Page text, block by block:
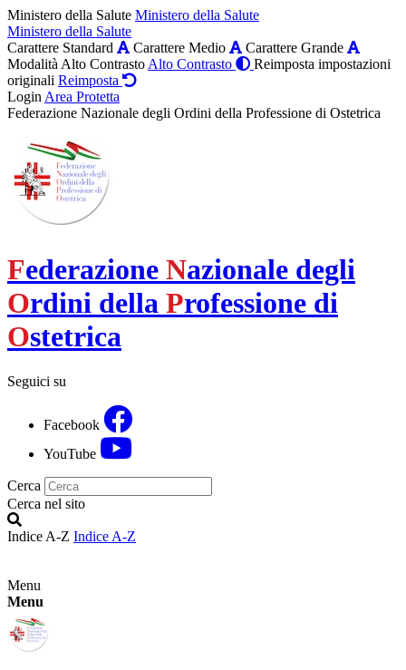
Ministero della Salute Ministero della Salute
Ministero della Salute
Carattere Standard
Carattere Medio
Carattere Grande
Modalità Alto Contrasto Alto Contrasto
Reimposta impostazioni
originali Reimposta
Login Area Protetta
Federazione Nazionale degli Ordini della Professione di Ostetrica
Federazione Nazionale degli
Ordini della Professione di
Ostetrica
Seguici su
Facebook
YouTube
Cerca
Cerca nel sito
Indice A-Z Indice A-Z
Menu
Menu